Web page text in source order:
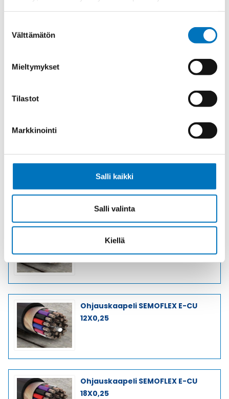
valinta
Välttämätön
Mieltymykset
Tilastot
Markkinointi
Salli kaikki
Salli valinta
Kiellä
Ohjauskaapeli SEMOFLEX E-CU
Ohjauskaapeli SEMOFLEX E-CU
Ohjauskaapeli SEMOFLEX E-CU
8X0,25
Ohjauskaapeli SEMOFLEX E-CU
12X0,25
Ohjauskaapeli SEMOFLEX E-CU
18X0,25